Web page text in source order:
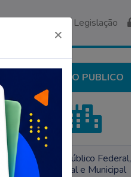
Legislação
ORGÃO PUBLICO
Orgão Público Federal,
Estadual e Municipal
×